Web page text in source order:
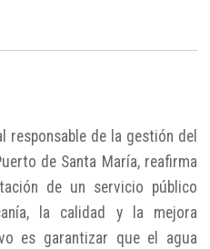
responsable de la gestión del
de Santa María, reafirma
de un servicio público
la calidad y la mejora
es garantizar que el agua